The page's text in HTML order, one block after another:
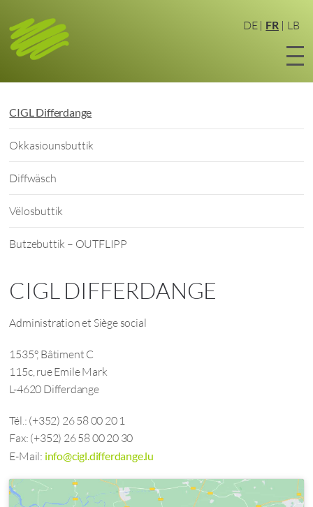
DE FR LB
CIGL Differdange
Okkasiounsbuttik
Diffwäsch
Vëlosbuttik
Butzebuttik – OUTFLIPP
CIGL DIFFERDANGE
Administration et Siège social
1535°, Bâtiment C
115c, rue Emile Mark
L-4620 Differdange
Tél.: (+352) 26 58 00 20 1
Fax: (+352) 26 58 00 20 30
E-Mail: info@cigl.differdange.lu